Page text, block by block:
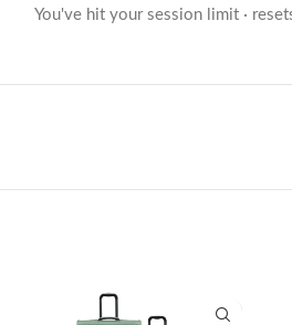
You've hit your session limit ·